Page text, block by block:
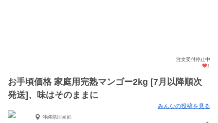
注文受付停止中
1
お手頃価格 家庭用完熟マンゴー2kg [7月以降順次
発送]、味はそのままに
みんなの投稿を見る
沖縄県国頭郡